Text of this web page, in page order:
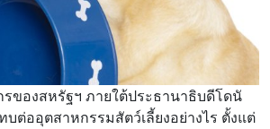
รของสหรัฐฯ ภายใต้ประธานาธิบดีโดนั
ต่ออุตสาหกรรมสัตว์เลี้ยงอย่างไร ตั้งแต่